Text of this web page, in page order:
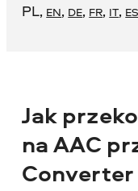
PL, EN, DE, FR, IT, ES
Jak
na AAC
Converter